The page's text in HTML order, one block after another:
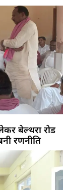
बेल्थरा रोड
रणनीति